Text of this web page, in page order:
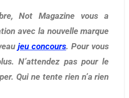
avec la nouvelle marque
jeu concours. Pour vous
N’attendez pas pour le
Qui ne tente rien n’a rien